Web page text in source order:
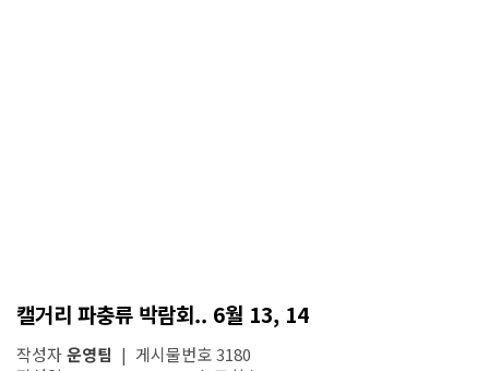
캘거리 파충류 박람회.. 6월 13, 14
작성자운영팀 | 게시물번호 3180